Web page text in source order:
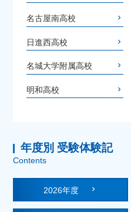
名古屋南高校
日進西高校
名城大学附属高校
明和高校
年度別 受験体験記
Contents
2026年度